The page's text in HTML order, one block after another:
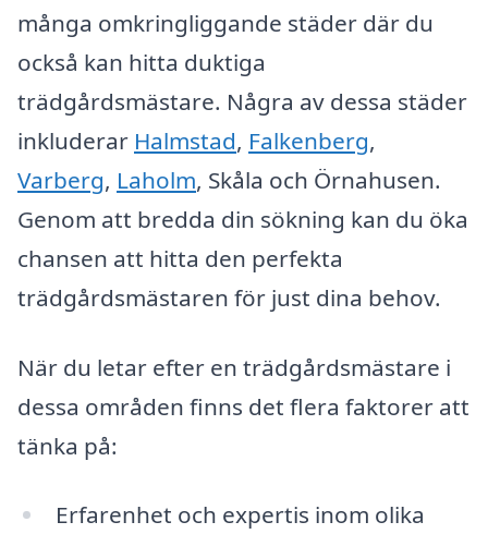
många omkringliggande städer där du
också kan hitta duktiga
trädgårdsmästare. Några av dessa städer
inkluderar Halmstad, Falkenberg,
Varberg, Laholm, Skåla och Örnahusen.
Genom att bredda din sökning kan du öka
chansen att hitta den perfekta
trädgårdsmästaren för just dina behov.
När du letar efter en trädgårdsmästare i
dessa områden finns det flera faktorer att
tänka på:
Erfarenhet och expertis inom olika